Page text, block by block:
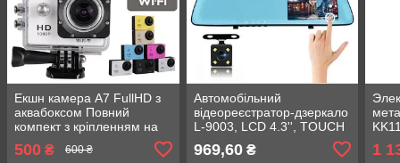
Екшн камера A7 FullHD з
аквабоксом Повний
компект з кріпленням на
500 ₴ 600 ₴
Автомобільний
відеореєстратор-дзеркало
L-9003, LCD 4.3'', TOUCH
SCREEN, 2 камери, 1080P
Full HD
969,60₴ 1